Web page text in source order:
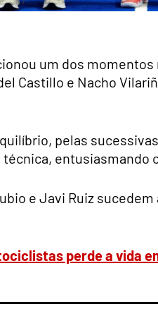
um dos
Castillo e Nacho
pelas
entusiasmando
e Javi Ruiz
perde a vida